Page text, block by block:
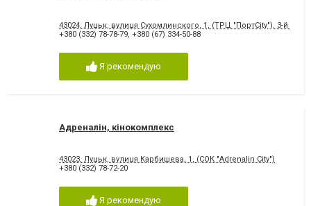
43024, Луцьк, вулиця Сухомлинского, 1, (ТРЦ "ПортCity"), 3-й пов.
+380 (332) 78-78-79, +380 (67) 334-50-88
Я рекомендую
Адреналін, кінокомплекс
43023, Луцьк, вулиця Карбишева, 1, (СОК "Adrenalin City")
+380 (332) 78-72-20
Я рекомендую